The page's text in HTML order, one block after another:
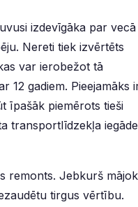
izdevīgāka par vecā
Nereti tiek izvērtēts
var ierobežot tā
12 gadiem. Pieejamāks
īpašāk piemērots tieši
transportlīdzekļa
remonts. Jebkurš
tirgus vērtību.